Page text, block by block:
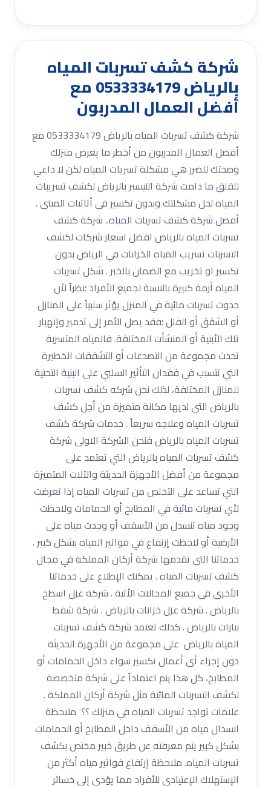
شركة كشف تسربات المياه
بالرياض 0533334179 مع
أفضل العمال المدربون
شركة كشف تسربات المياه بالرياض 0533334179 مع
أفضل العمال المدربون من أخطر ما يعرض منزلك
وصحتك للضرر هي مشكلة تسريات المياه لكن لا داعي
للقلق ما دامت شركة التيسير بالرياض لكشف تسريبات
المياه لحل مشكلتك وبدون تكسير فى أثاثيات المبنى .
أفضل شركة كشف تسربات المياه.. شركة كشف
تسربات المياه بالرياض افضل اسعار شركات لكشف
التسربات تسريب المياه الخزانات في الرياض بدون
تكسير او تخريب مع الضمان بالخبر . شكل تسربات
المياه أزمة كبيرة بالنسبة لجميع الأفراد ؛نظراً لأن
حدوث تسربات مائية في المنزل يؤثر سلبياً على المنازل
أو الشقق أو الفلل ؛فقد يصل الأمر إلى تدمير وإنهيار
تلك الأبنية أو المنشأت المختلفة. فالمياه المتسربة
تحدث مجموعة من التصدعات أو التشققات الخطيرة
التي تتسبب في فقدان التأثير السلبي على البنية التحتية
للمنازل المختلفة، لذلك نحن شركه كشف تسربات
بالرياض التي لديها مكانة متميزة من أجل كشف
تسربات المياه وعلاجه سريعاً . خدمات شركة كشف
تسربات المياه بالرياض فنحن الشركة الاولى شركة
كشف تسربات المياه بالرياض التي تعتمد على
مجموعة من أفضل الأجهزة الحديثة والآلات المتميزة
التي تساعد على التخلص من تسربات المياه إذا تعرضت
لأي تسربات مائية في المطابخ أو الحمامات ولاحظت
وجود مياه تنسدل من الأسقف أو وجدت مياه على
الأرضية أو لاحظت إرتفاع في فواتير المياه بشكل كبير .
خدماتنا التى تقدمها شركة أركان المملكة في مجال
كشف تسربات المياه . يمكنك الإطلاع على خدماتنا
الأخرى فى جميع المجالات الاْتية . شركة عزل اسطح
بالرياض . شركة عزل خزانات بالرياض . شركة شفط
بيارات بالرياض . كذلك تعتمد شركة كشف تسربات
المياه بالرياض على مجموعة من الأجهزة الحديثة
دون إجراء أى أعمال تكسير سواء داخل الحمامات أو
المطابخ، كل هذا يتم اعتماداً على شركة متخصصة
لكشف التسربات المائية مثل شركة أركان المملكة .
علامات تواجد تسربات المياه في منزلك ؟؟ ملاحظة
انسدال مياه من الأسقف داخل المطابخ أو الحمامات
بشكل كبير يتم معرفته عن طريق خبير مختص بكشف
تسربات المياه. ملاحظة إرتفاع فواتير مياه أكثر من
الإستهلاك الإعتيادي للأفراد مما يؤدي إلى خسائر